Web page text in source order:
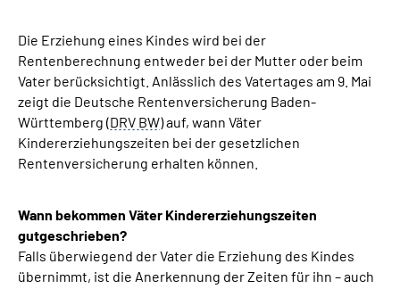
Inhalte in Gebärdensprache (DGS)
Leichte Sprache
Suche
Die Erziehung eines Kindes wird bei der
Rentenberechnung entweder bei der Mutter oder beim
Vater berücksichtigt. Anlässlich des Vatertages am 9. Mai
zeigt die Deutsche Rentenversicherung Baden-
Württemberg (DRV BW) auf, wann Väter
Kindererziehungszeiten bei der gesetzlichen
Rentenversicherung erhalten können.
Wann bekommen Väter Kindererziehungszeiten
gutgeschrieben?
Falls überwiegend der Vater die Erziehung des Kindes
übernimmt, ist die Anerkennung der Zeiten für ihn – auch